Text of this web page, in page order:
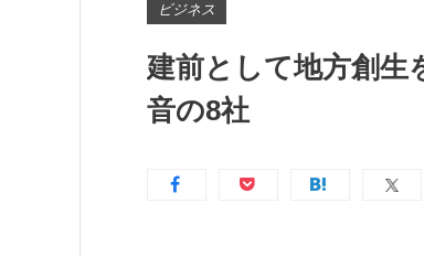
ビジネス
建前として地方創生
音の8社